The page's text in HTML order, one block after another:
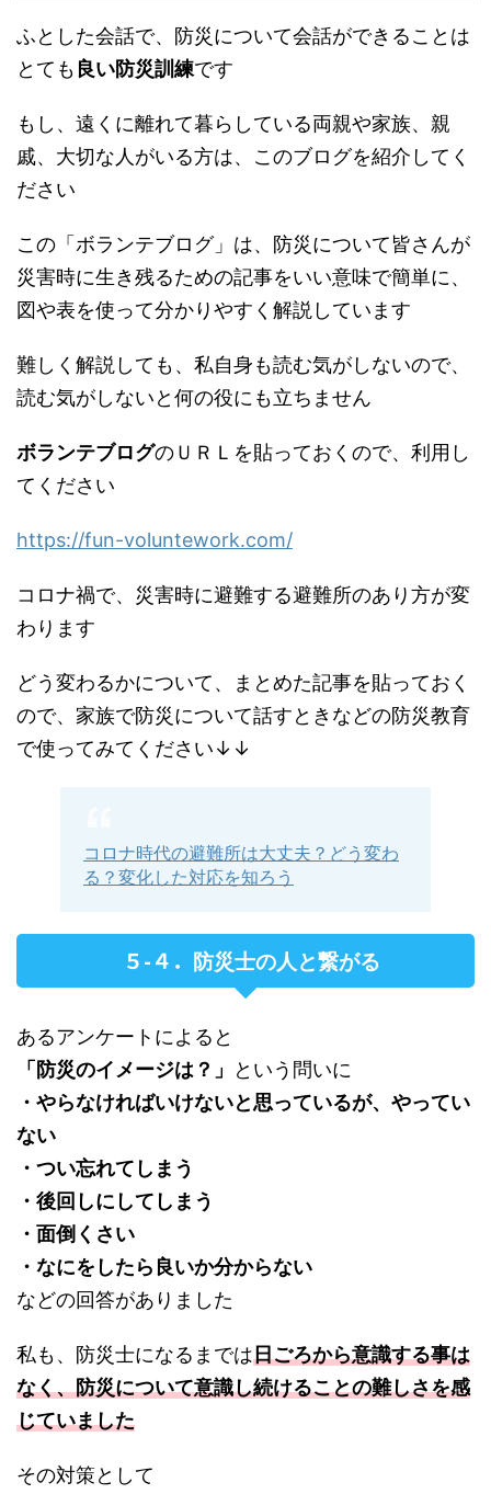
ふとした会話で、防災について会話ができることは
とても 良い防災訓練です
もし、遠くに離れて暮らしている両親や家族、親
戚、大切な人がいる方は、このブログを紹介してく
ださい
この「ボランテブログ」は、防災について皆さんが
災害時に生き残るための記事をいい意味で簡単に、
図や表を使って分かりやすく解説しています
難しく解説しても、私自身も読む気がしないので、
読む気がしないと何の役にも立ちません
ボランテブログのＵＲＬを貼っておくので、利用し
てください
https://fun-voluntework.com/
コロナ禍で、災害時に避難する避難所のあり方が変
わります
どう変わるかについて、まとめた記事を貼っておく
ので、家族で防災について話すときなどの防災教育
で使ってみてください↓↓
コロナ時代の避難所は大丈夫？どう変わ
る？変化した対応を知ろう
５-４． 防災士の人と繋がる
あるアンケートによると
「防災のイメージは？」
という問いに
・やらなければいけないと思っているが、やってい
ない
・つい忘れてしまう
・後回しにしてしまう
・面倒くさい
・なにをしたら良いか分からない
などの回答がありました
私も、防災士になるまでは日ごろから意識する事は
なく、防災について意識し続けることの難しさを感
じていました
その対策として